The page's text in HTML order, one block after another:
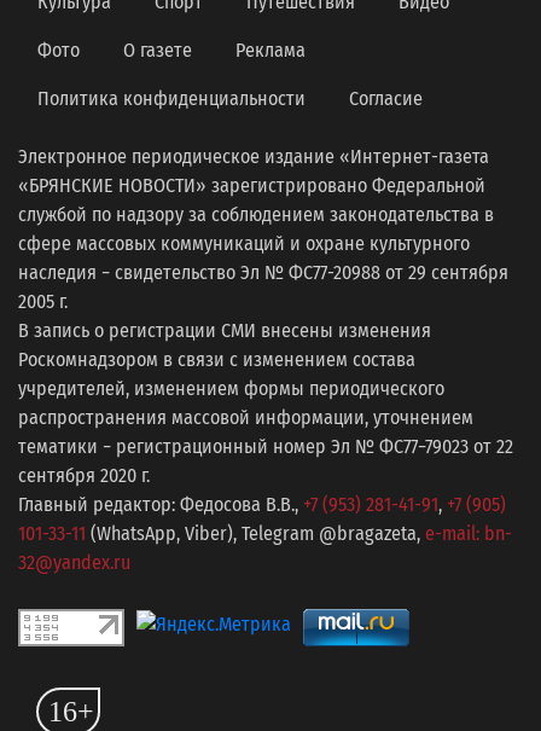
Фото О газете Реклама
Политика конфиденциальности Согласие
Электронное периодическое издание «Интернет-газета
«БРЯНСКИЕ НОВОСТИ» зарегистрировано Федеральной
службой по надзору за соблюдением законодательства в
сфере массовых коммуникаций и охране культурного
наследия − свидетельство Эл № ФС77-20988 от 29 сентября
2005 г.
В запись о регистрации СМИ внесены изменения
Роскомнадзором в связи с изменением состава
учредителей, изменением формы периодического
распространения массовой информации, уточнением
тематики − регистрационный номер Эл № ФС77−79023 от 22
сентября 2020 г.
Главный редактор: Федосова В.В., +7 (953) 281-41-91, +7 (905)
101-33-11 (WhatsApp, Viber), Telegram @bragazeta, e-mail: bn-
32@yandex.ru
16+